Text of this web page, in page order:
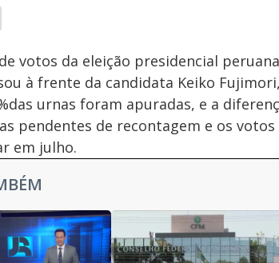
votos da eleição presidencial
à frente da candidata Keiko
urnas foram apuradas, e a
pendentes de recontagem e os
em julho.